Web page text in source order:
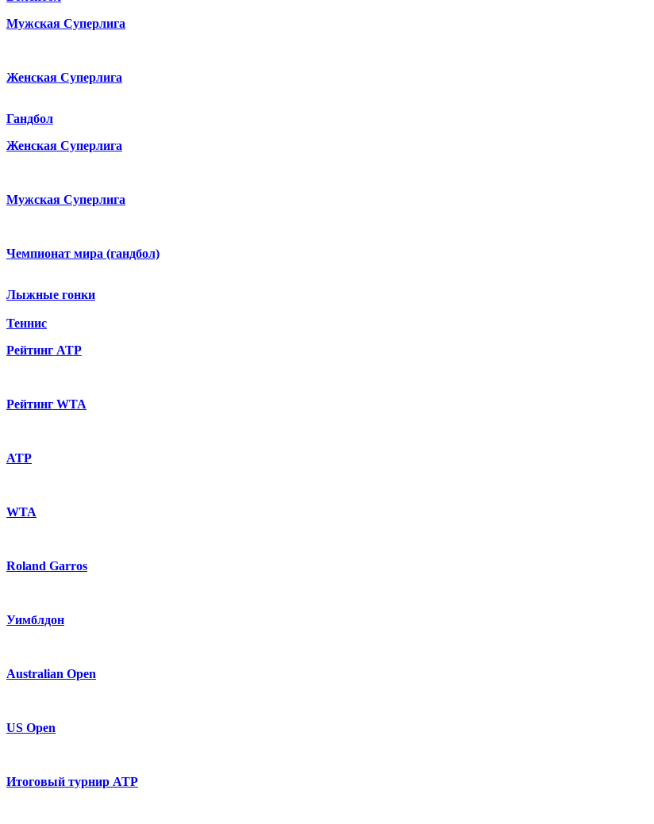
Мужская Суперлига
Женская Суперлига
Гандбол
Женская Суперлига
Мужская Суперлига
Чемпионат мира (гандбол)
Лыжные гонки
Теннис
Рейтинг ATP
Рейтинг WTA
ATP
WTA
Roland Garros
Уимблдон
Australian Open
US Open
Итоговый турнир ATP